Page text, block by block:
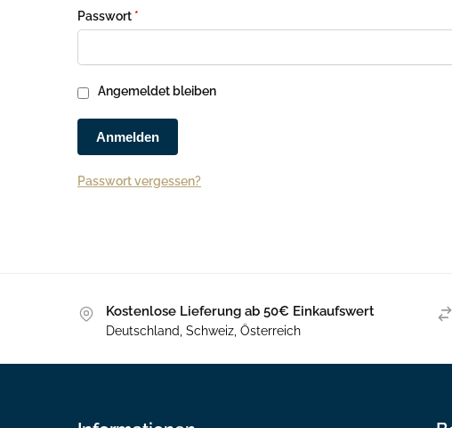
Passwort *
Angemeldet bleiben
Anmelden
Passwort vergessen?
Kostenlose Lieferung ab 50€ Einkaufswert
Deutschland, Schweiz, Österreich